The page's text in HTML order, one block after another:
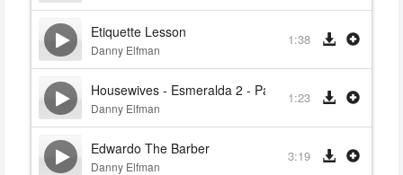
Etiquette Lesson
Danny Elfman
1:38
Housewives - Esmeralda 2 - Paper Dolls
Danny Elfman
1:23
Edwardo The Barber
Danny Elfman
3:19